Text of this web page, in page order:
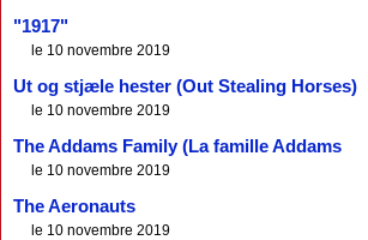
"1917"
le 10 novembre 2019
Ut og stjæle hester (Out Stealing Horses)
le 10 novembre 2019
The Addams Family (La famille Addams
le 10 novembre 2019
The Aeronauts
le 10 novembre 2019